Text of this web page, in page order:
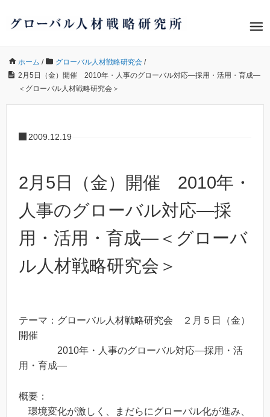
ホーム / グローバル人材戦略研究会 /
2月5日（金）開催 2010年・人事のグローバル対応―採用・活用・育成―
＜グローバル人材戦略研究会＞
2009.12.19
2月5日（金）開催 2010年・
人事のグローバル対応―採
用・活用・育成―＜グローバ
ル人材戦略研究会＞
テーマ：グローバル人材戦略研究会 ２月５日（金）
開催
2010年・人事のグローバル対応―採用・活
用・育成―
概要：
環境変化が激しく、まだらにグローバル化が進み、